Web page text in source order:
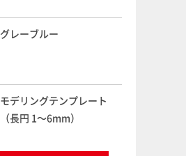
グレーブルー
モデリングテンプレート
（長円 1～6mm）